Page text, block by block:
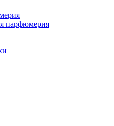
парфюмерия